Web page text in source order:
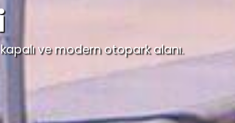
ve modern otopark alanı.